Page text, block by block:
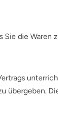
die Waren
übergeben.